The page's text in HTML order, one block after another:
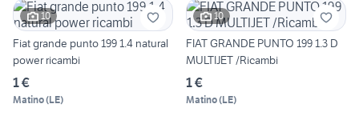
10
Fiat grande punto 199 1.4 natural
power ricambi
1 €
Matino(LE)
10
FIAT GRANDE PUNTO 199 1.3 D
MULTIJET /Ricambi
1 €
Matino(LE)